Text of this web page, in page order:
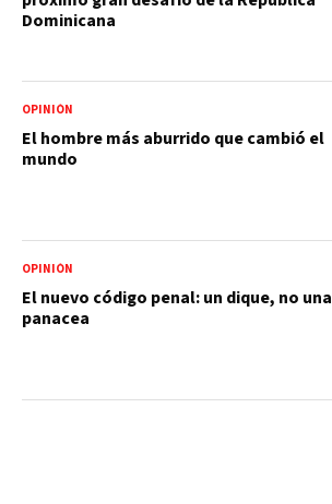
Dominicana
OPINIÓN
El hombre más aburrido que cambió el
mundo
OPINIÓN
El nuevo código penal: un dique, no una
panacea